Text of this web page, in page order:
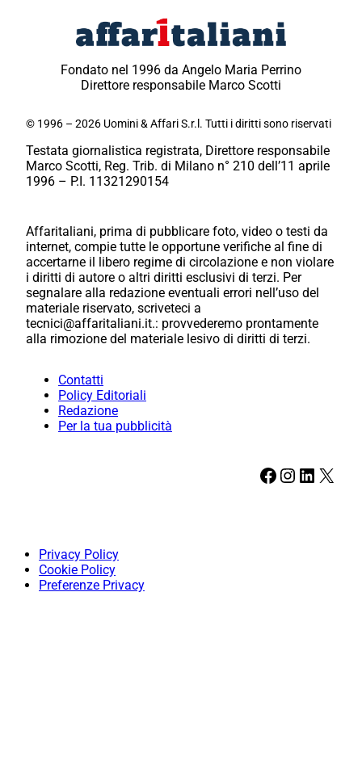
Fondato nel 1996 da Angelo Maria Perrino
Direttore responsabile Marco Scotti
© 1996 – 2026 Uomini & Affari S.r.l. Tutti i diritti sono riservati
Testata giornalistica registrata, Direttore responsabile
Marco Scotti, Reg. Trib. di Milano n° 210 dell’11 aprile
1996 – P.I. 11321290154
Affaritaliani, prima di pubblicare foto, video o testi da
internet, compie tutte le opportune verifiche al fine di
accertarne il libero regime di circolazione e non violare
i diritti di autore o altri diritti esclusivi di terzi. Per
segnalare alla redazione eventuali errori nell’uso del
materiale riservato, scriveteci a
tecnici@affaritaliani.it.: provvederemo prontamente
alla rimozione del materiale lesivo di diritti di terzi.
Contatti
Policy Editoriali
Redazione
Per la tua pubblicità
Facebook Instagram LinkedIn X
Privacy Policy
Cookie Policy
Preferenze Privacy